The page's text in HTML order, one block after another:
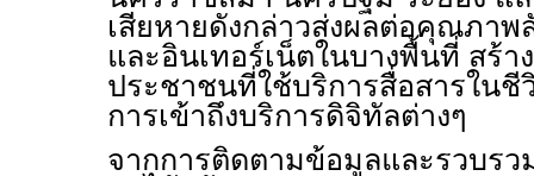
เสียหายดังกล่าวส่งผลต่อคุณภ
และอินเทอร์เน็ตในบางพื้นที่ สร้า
ประชาชนที่ใช้บริการสื่อสารในชี
การเข้าถึงบริการดิจิทัลต่างๆ
จากการติดตามข้อมูลและรวบรว